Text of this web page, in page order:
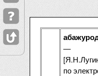
—
по